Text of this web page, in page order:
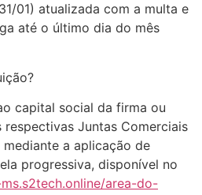
01) atualizada com a multa e
até o último dia do mês
capital social da firma ou
Juntas Comerciais
a aplicação de
progressiva, disponível no
area-do-